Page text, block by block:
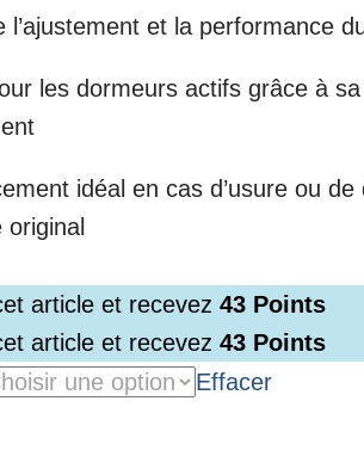
l’ajustement et la performance
les dormeurs actifs grâce à
idéal en cas d’usure ou de
original
article et recevez 43 Points
article et recevez 43 Points
Effacer